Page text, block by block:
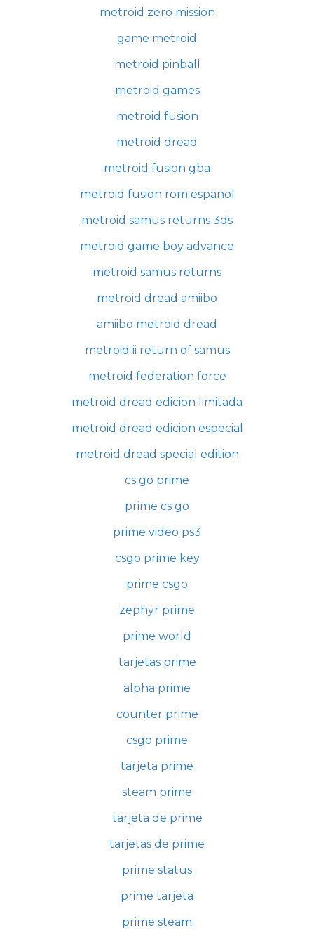
metroid zero mission
game metroid
metroid pinball
metroid games
metroid fusion
metroid dread
metroid fusion gba
metroid fusion rom espanol
metroid samus returns 3ds
metroid game boy advance
metroid samus returns
metroid dread amiibo
amiibo metroid dread
metroid ii return of samus
metroid federation force
metroid dread edicion limitada
metroid dread edicion especial
metroid dread special edition
cs go prime
prime cs go
prime video ps3
csgo prime key
prime csgo
zephyr prime
prime world
tarjetas prime
alpha prime
counter prime
csgo prime
tarjeta prime
steam prime
tarjeta de prime
tarjetas de prime
prime status
prime tarjeta
prime steam